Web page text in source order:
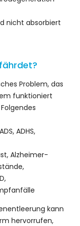
nicht absorbiert
Problem, das
funktioniert
ADHS,
Alzheimer-
kann
hervorrufen,